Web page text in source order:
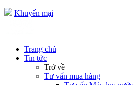
Khuyến mại
Trang chủ
Tin tức
Trở về
Tư vấn mua hàng